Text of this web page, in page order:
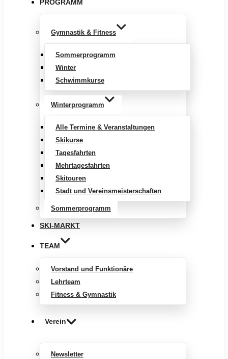
PROGRAMM
Gymnastik & Fitness
Sommerprogramm
Winter
Schwimmkurse
Winterprogramm
Alle Termine & Veranstaltungen
Skikurse
Tagesfahrten
Mehrtagesfahrten
Skitouren
Stadt und Vereinsmeisterschaften
Sommerprogramm
SKI-MARKT
TEAM
Vorstand und Funktionäre
Lehrteam
Fitness & Gymnastik
Verein
Newsletter